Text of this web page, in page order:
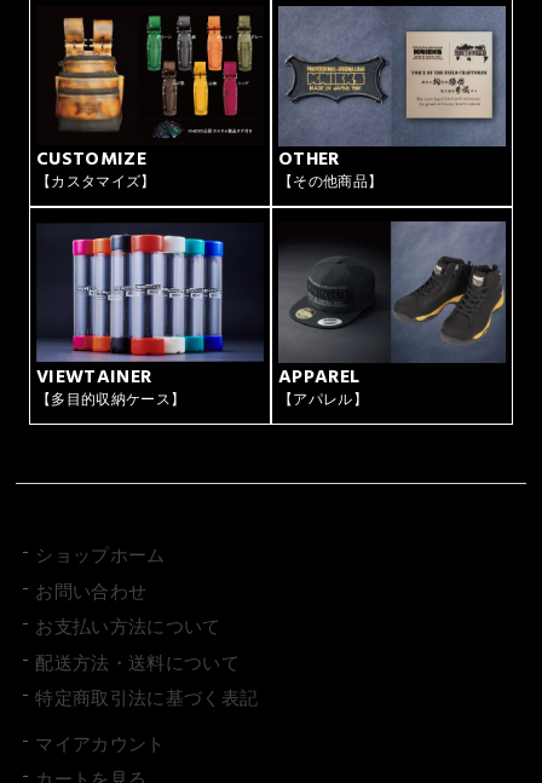
CUSTOMIZE
【カスタマイズ】
OTHER
【その他商品】
VIEWTAINER
【多目的収納ケース】
APPAREL
【アパレル】
ショップホーム
お問い合わせ
お支払い方法について
配送方法・送料について
特定商取引法に基づく表記
マイアカウント